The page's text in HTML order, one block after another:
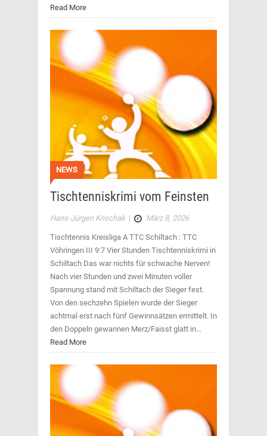
Read More
NEWS
Tischtenniskrimi vom Feinsten
Hans-Jürgen Krischak| März 8, 2026
Tischtennis Kreisliga A TTC Schiltach : TTC
Vöhringen III 9:7 Vier Stunden Tischtenniskrimi in
Schiltach Das war nichts für schwache Nerven!
Nach vier Stunden und zwei Minuten voller
Spannung stand mit Schiltach der Sieger fest.
Von den sechzehn Spielen wurde der Sieger
achtmal erst nach fünf Gewinnsätzen ermittelt. In
den Doppeln gewannen Merz/Faisst glatt in…
Read More